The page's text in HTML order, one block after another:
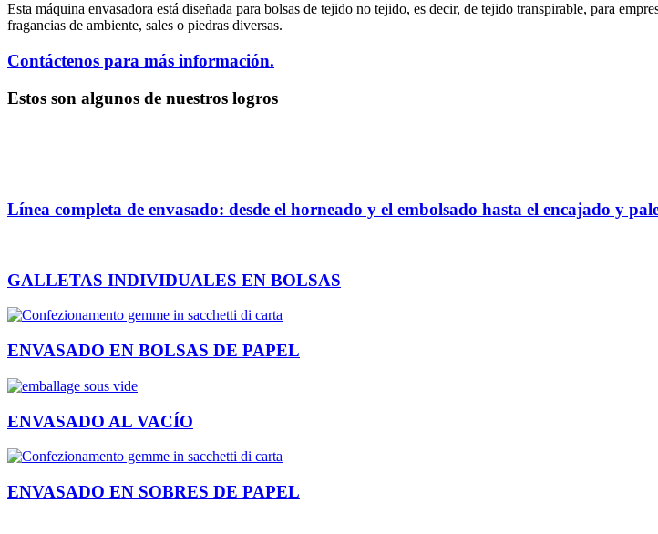
Esta máquina envasadora está diseñada para bolsas de tejido no tejido, es decir, de tejido transpirable, para
fragancias de ambiente, sales o piedras diversas.
Contáctenos para más información.
Estos son algunos de nuestros logros
Línea completa de envasado: desde el horneado y el embolsado hasta el encajado y
GALLETAS INDIVIDUALES EN BOLSAS
ENVASADO EN BOLSAS DE PAPEL
ENVASADO AL VACÍO
ENVASADO EN SOBRES DE PAPEL